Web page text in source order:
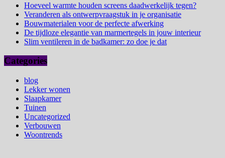
Hoeveel warmte houden screens daadwerkelijk tegen?
Veranderen als ontwerpvraagstuk in je organisatie
Bouwmaterialen voor de perfecte afwerking
De tijdloze elegantie van marmertegels in jouw interieur
Slim ventileren in de badkamer: zo doe je dat
Categories
blog
Lekker wonen
Slaapkamer
Tuinen
Uncategorized
Verbouwen
Woontrends